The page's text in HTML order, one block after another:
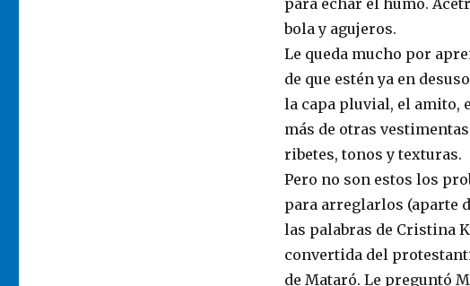
bola y agujeros.
Le queda mucho por
de que estén ya en
la capa pluvial, el amito,
más de otras
ribetes, tonos y texturas.
Pero no son estos los
para arreglarlos (aparte
las palabras de Cristina
convertida del
de Mataró. Le preguntó